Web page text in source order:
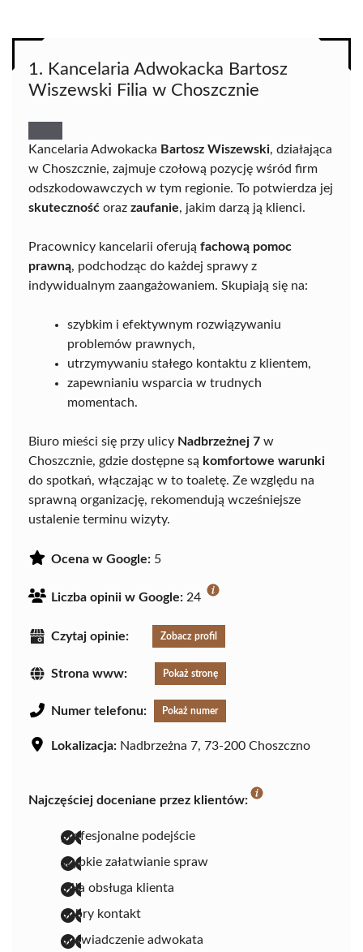
1. Kancelaria Adwokacka Bartosz
Wiszewski Filia w Choszcznie
Kancelaria Adwokacka Bartosz Wiszewski, działająca
w Choszcznie, zajmuje czołową pozycję wśród firm
odszkodowawczych w tym regionie. To potwierdza jej
skuteczność oraz zaufanie, jakim darzą ją klienci.
Pracownicy kancelarii oferują fachową pomoc
prawną, podchodząc do każdej sprawy z
indywidualnym zaangażowaniem. Skupiają się na:
szybkim i efektywnym rozwiązywaniu
problemów prawnych,
utrzymywaniu stałego kontaktu z klientem,
zapewnianiu wsparcia w trudnych
momentach.
Biuro mieści się przy ulicy Nadbrzeżnej 7 w
Choszcznie, gdzie dostępne są komfortowe warunki
do spotkań, włączając w to toaletę. Ze względu na
sprawną organizację, rekomendują wcześniejsze
ustalenie terminu wizyty.
Ocena w Google: 5
Liczba opinii w Google: 24
Czytaj opinie: Zobacz profil
Strona www: Pokaż stronę
Numer telefonu: Pokaż numer
Lokalizacja: Nadbrzeżna 7, 73-200 Choszczno
Najczęściej doceniane przez klientów:
profesjonalne podejście
szybkie załatwianie spraw
miła obsługa klienta
dobry kontakt
doświadczenie adwokata